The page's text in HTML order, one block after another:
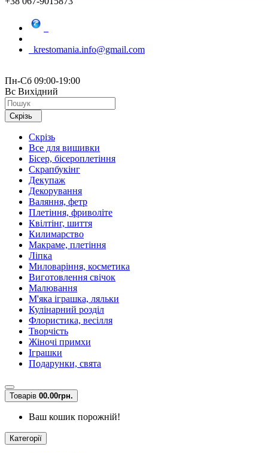
krestomania.info@gmail.com
Пн-Сб 09:00-19:00
Вс Вихідний
Скрізь
Скрізь
Все для вишивки
Бісер, бісероплетіння
Скрапбукінг
Декупаж
Декорування
Валяння, фетр
Плетіння, фриволіте
Квілтінг, шиття
Килимарство
Макраме, плетіння
Ліпка
Миловаріння, косметика
Виготовлення свічок
Малювання
М'яка іграшка, ляльки
Кулінарний розділ
Флористика, весілля
Творчість
Жіночі примхи
Іграшки
Подарунки, свята
Товарів 00.00грн.
Ваш кошик порожній!
Категорії